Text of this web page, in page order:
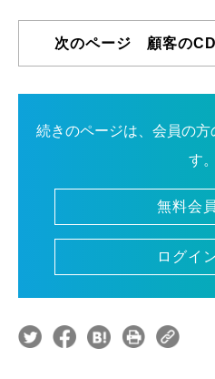
次のページ 顧客の
続きのページは、会員の方
す。
無料会
ログイ